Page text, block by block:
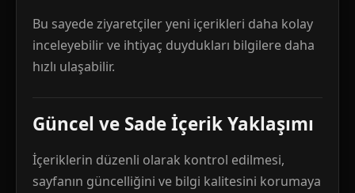
Bu sayede ziyaretçiler yeni içerikleri daha kolay
inceleyebilir ve ihtiyaç duydukları bilgilere daha
hızlı ulaşabilir.
Güncel ve Sade İçerik Yaklaşımı
İçeriklerin düzenli olarak kontrol edilmesi,
sayfanın güncelliğini ve bilgi kalitesini korumaya